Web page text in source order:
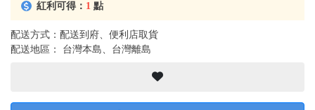
紅利可得： 1 點
配送方式：配送到府、便利店取貨
配送地區： 台灣本島、台灣離島